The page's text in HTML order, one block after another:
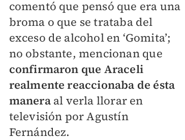
comentó que pensó que era una
broma o que se trataba del
exceso de alcohol en ‘Gomita’;
no obstante, mencionan que
confirmaron que Araceli
realmente reaccionaba de ésta
maneraal verla llorar en
televisión por Agustín
Fernández.